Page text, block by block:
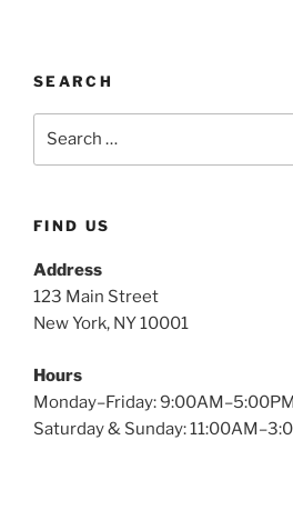
SEARCH
FIND US
Address
123 Main Street
New York, NY 10001
Hours
Monday–Friday:
Saturday & Sunday: